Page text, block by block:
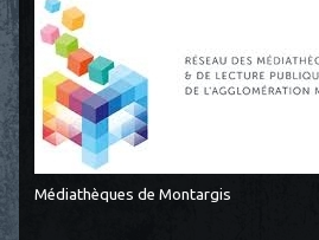
Médiathèques de Montargis